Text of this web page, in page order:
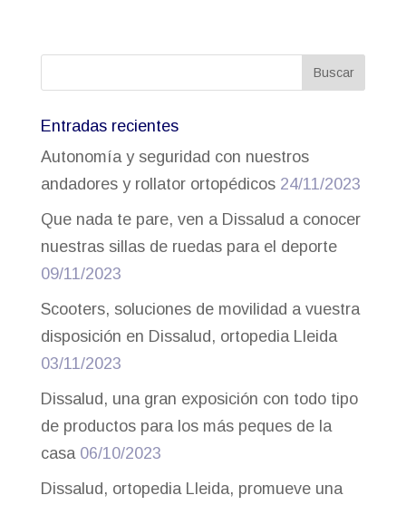
Entradas recientes
Autonomía y seguridad con nuestros
andadores y rollator ortopédicos 24/11/2023
Que nada te pare, ven a Dissalud a conocer
nuestras sillas de ruedas para el deporte
09/11/2023
Scooters, soluciones de movilidad a vuestra
disposición en Dissalud, ortopedia Lleida
03/11/2023
Dissalud, una gran exposición con todo tipo
de productos para los más peques de la
casa 06/10/2023
Dissalud, ortopedia Lleida, promueve una